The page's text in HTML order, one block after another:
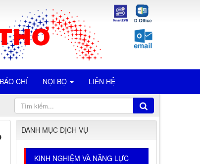
CHÍ NỘI BỘ LIÊN HỆ
DANH MỤC DỊCH VỤ
KINH NGHIỆM VÀ NĂNG LỰC